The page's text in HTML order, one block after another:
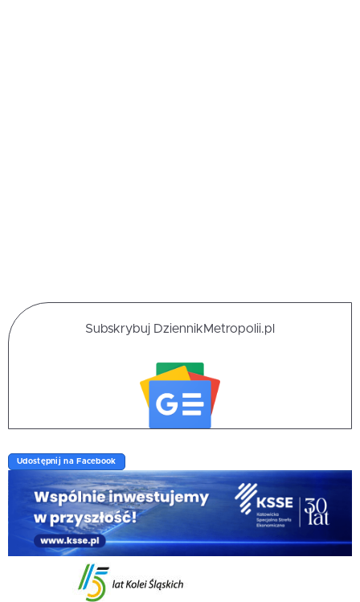
Subskrybuj DziennikMetropolii.pl
Udostępnij na Facebook